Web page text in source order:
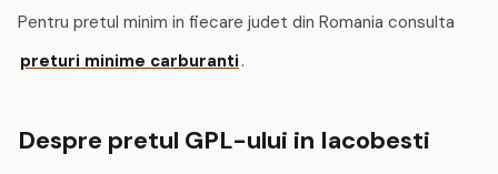
Pentru pretul minim in fiecare judet din Romania consulta
preturi minime carburanti .
Despre pretul GPL-ului in Iacobesti